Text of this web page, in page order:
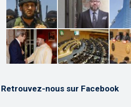
Retrouvez-nous sur Facebook